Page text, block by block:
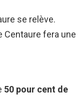
se relève.
Centaure fera une
50 pour cent de